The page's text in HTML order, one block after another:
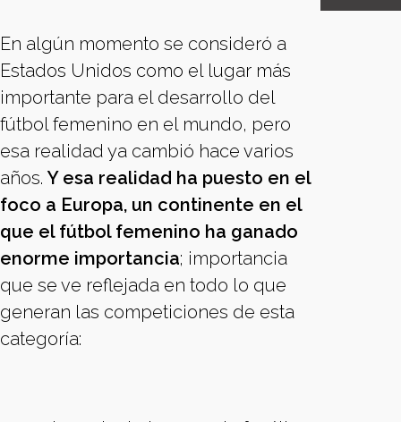
En algún momento se consideró a
Estados Unidos como el lugar más
importante para el desarrollo del
fútbol femenino en el mundo, pero
esa realidad ya cambió hace varios
años. Y esa realidad ha puesto en el
foco a Europa, un continente en el
que el fútbol femenino ha ganado
enorme importancia; importancia
que se ve reflejada en todo lo que
generan las competiciones de esta
categoría: